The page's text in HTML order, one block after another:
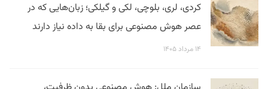
کردی، لری، بلوچی، لکی و گیلکی؛ زبان‌هایی که در
عصر هوش مصنوعی برای بقا به داده نیاز دارند
۱۴ مرداد ۱۴۰۵